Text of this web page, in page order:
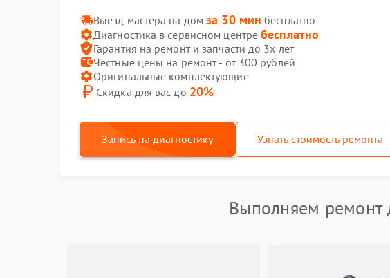
Выезд мастера на домза 30 мин бесплатно
Диагностика в сервисном центребесплатно
Гарантия на ремонт и запчасти до 3х лет
Честные цены на ремонт - от 300 рублей
Оригинальные комплектующие
Скидка для вас до 20%
Запись на диагностику Узнать стоимость ремонта
Выполняем ремонт